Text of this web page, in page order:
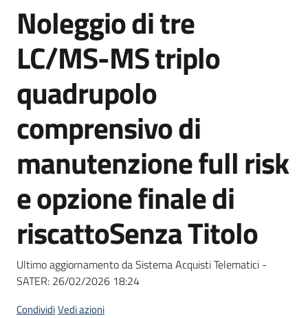
e
strumenti
acquisto
Supporto
Piattaforme
English
site
Salta al contenuto
Noleggio di tre
LC/MS-MS triplo
quadrupolo
comprensivo di
manutenzione full risk
e opzione finale di
riscattoSenza Titolo
Ultimo aggiornamento da Sistema Acquisti Telematici -
SATER: 26/02/2026 18:24
CondividiVedi azioni